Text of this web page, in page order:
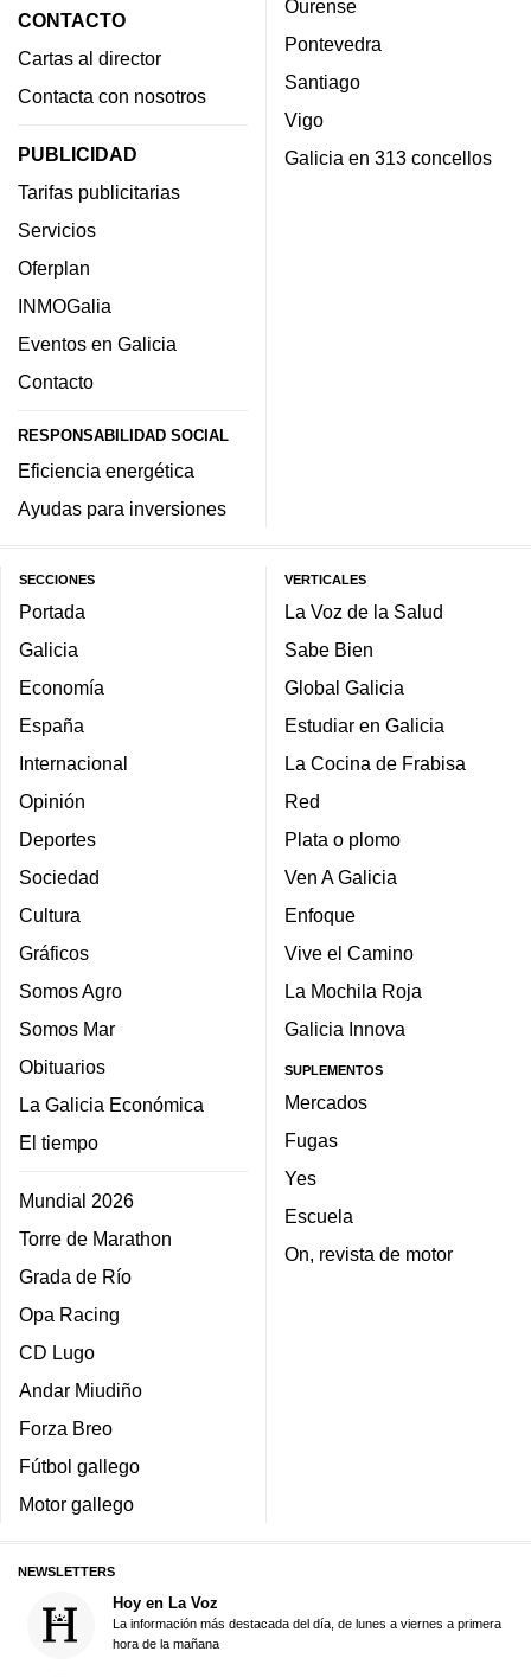
CONTACTO
Cartas al director
Contacta con nosotros
PUBLICIDAD
Tarifas publicitarias
Servicios
Oferplan
INMOGalia
Eventos en Galicia
Contacto
RESPONSABILIDAD SOCIAL
Eficiencia energética
Ayudas para inversiones
Ourense
Pontevedra
Santiago
Vigo
Galicia en 313 concellos
SECCIONES
Portada
Galicia
Economía
España
Internacional
Opinión
Deportes
Sociedad
Cultura
Gráficos
Somos Agro
Somos Mar
Obituarios
La Galicia Económica
El tiempo
Mundial 2026
Torre de Marathon
Grada de Río
Opa Racing
CD Lugo
Andar Miudiño
Forza Breo
Fútbol gallego
Motor gallego
VERTICALES
La Voz de la Salud
Sabe Bien
Global Galicia
Estudiar en Galicia
La Cocina de Frabisa
Red
Plata o plomo
Ven A Galicia
Enfoque
Vive el Camino
La Mochila Roja
Galicia Innova
SUPLEMENTOS
Mercados
Fugas
Yes
Escuela
On, revista de motor
NEWSLETTERS
Hoy en La Voz
La información más destacada del día, de lunes a viernes a primera
hora de la mañana